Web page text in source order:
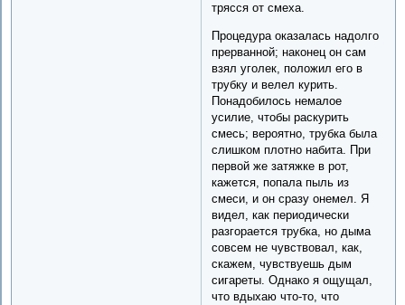
трясся от смеха.
Процедура оказалась надолго
прерванной; наконец он сам
взял уголек, положил его в
трубку и велел курить.
Понадобилось немалое
усилие, чтобы раскурить
смесь; вероятно, трубка была
слишком плотно набита. При
первой же затяжке в рот,
кажется, попала пыль из
смеси, и он сразу онемел. Я
видел, как периодически
разгорается трубка, но дыма
совсем не чувствовал, как,
скажем, чувствуешь дым
сигареты. Однако я ощущал,
что вдыхаю что-то, что